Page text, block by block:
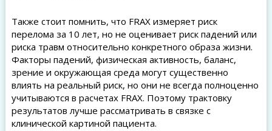
Также стоит помнить, что FRAX измеряет риск
перелома за 10 лет, но не оценивает риск падений или
риска травм относительно конкретного образа жизни.
Факторы падений, физическая активность, баланс,
зрение и окружающая среда могут существенно
влиять на реальный риск, но они не всегда полноценно
учитываются в расчетах FRAX. Поэтому трактовку
результатов лучше рассматривать в связке с
клинической картиной пациента.